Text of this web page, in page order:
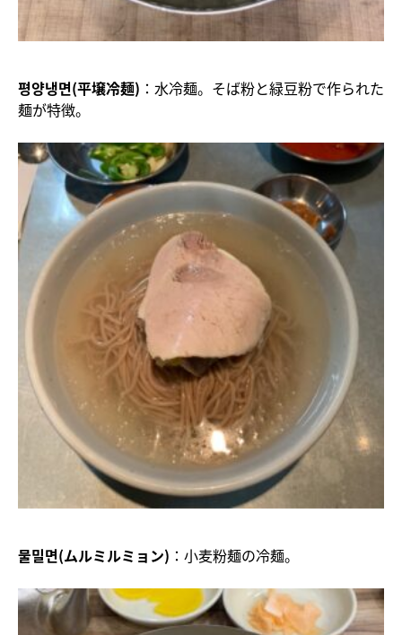
평양냉면(平壌冷麺) ：水冷麺。そば粉と緑豆粉で作られた
麺が特徴。
물밀면(ムルミルミョン) ：小麦粉麺の冷麺。